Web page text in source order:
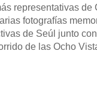
representativas de
fotografías
de Seúl junto
de las Ocho